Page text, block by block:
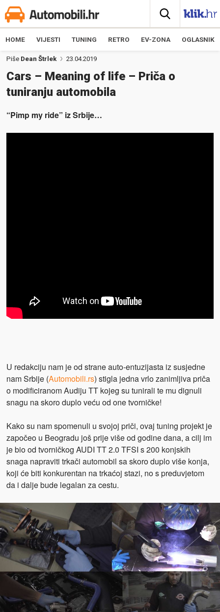
HOME VIJESTI TUNING RETRO EV-ZONA OGLASNIK
Piše Dean Štrlek 23.04.2019
Cars – Meaning of life – Priča o
tuniranju automobila
“Pimp my ride” iz Srbije…
U redakciju nam je od strane auto-entuzijasta iz susjedne
nam Srbije (Automobili.rs) stigla jedna vrlo zanimljiva priča
o modificiranom Audiju TT kojeg su tunirali te mu dignuli
snagu na skoro duplo veću od one tvorničke!
Kako su nam spomenuli u svojoj priči, ovaj tuning projekt je
započeo u Beogradu još prije više od godine dana, a cilj im
je bio od tvorničkog AUDI TT 2.0 TFSI s 200 konjskih
snaga napraviti trkači automobil sa skoro duplo više konja,
koji će biti konkurentan na trkaćoj stazi, no s preduvjetom
da i dalje bude legalan za cestu.